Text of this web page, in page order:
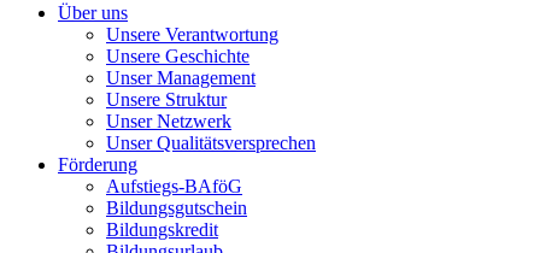
Über uns
Unsere Verantwortung
Unsere Geschichte
Unser Management
Unsere Struktur
Unser Netzwerk
Unser Qualitätsversprechen
Förderung
Aufstiegs-BAföG
Bildungsgutschein
Bildungskredit